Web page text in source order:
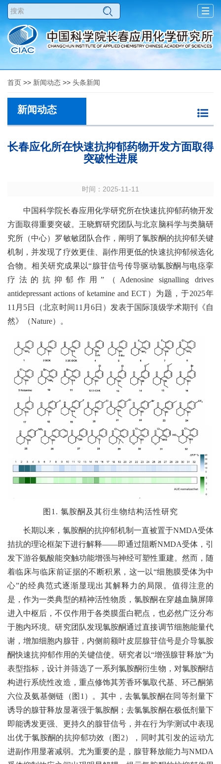
首页 >> 新闻动态 >> 头条新闻
新闻动态
长春应化所在快速抗抑郁药物开发方面取得
突破性进展
时间：2025-11-11
中国科学院长春应用化学研究所在快速抗抑郁药物开发
方面取得重要突破。王晓辉研究团队与北京脑科学与类脑研
究所（中心）罗敏敏团队合作，阐明了氯胺酮的抗抑郁关键
机制，并发现了疗效更佳、副作用更低的快速抗抑郁候选化
合物。相关研究成果以“腺苷信号传导驱动氯胺酮与电痉挛
疗法的抗抑郁作用”（Adenosine signalling drives
antidepressant actions of ketamine and ECT）为题，于2025年
11月5日（北京时间11月6日）发表于国际顶级学术期刊《自
然》（Nature）。
图1. 氯胺酮及其衍生物结构活性研究
长期以来，氯胺酮的抗抑郁机制一直被置于NMDA受体
拮抗的理论框架下进行解释——即通过阻断NMDA受体，引
发下游谷氨酸能突触功能增强与神经可塑性重建。然而，随
着临床与临床前证据的不断积累，这一以“细胞膜受体为中
心”的经典范式逐渐显现出其解释力的局限。值得注意的
是，作为一类典型的精神活性物质，氯胺酮在穿越血脑屏障
进入中枢后，不仅作用于各类膜蛋白靶点，也必然广泛分布
于胞内环境。研究团队发现氯胺酮通过直接调节细胞能量代
谢，增加细胞内腺苷，内侧前额叶皮层腺苷信号是介导氯胺
酮快速抗抑郁作用的关键信使。研究者以“增强腺苷释放”为
表型指标，设计并筛选了一系列氯胺酮衍生物，对氯胺酮结
构进行系统性改造，重点修饰其芳香环氯取代基、环己酮第
六位及氨基侧链（图1）。其中，去氯氯胺酮在同等剂量下
诱导的腺苷释放显著强于氯胺酮；去氯氯胺酮在极低剂量下
即能诱发更强、更持久的腺苷信号，并在行为学测试中表现
出优于氯胺酮的抗抑郁功效（图2），同时其引发的运动亢
进副作用显著减弱。尤为重要的是，腺苷释放能力与NMDA